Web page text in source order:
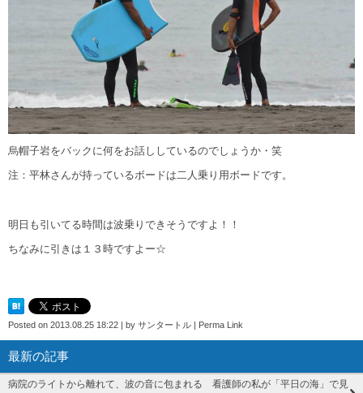
烏帽子岩をバックに何をお話ししているのでしょうか・笑
注：平林さんが持っているボードは二人乗り用ボードです。
明日も引いてる時間は波乗りできそうですよ！！
ちなみに引きは１３時ですよー☆
Posted on 2013.08.25 18:22 by サンタートル Perma Link
最新の記事
病院のライトから離れて、波の音に包まれる 看護師の私が「平日の海」で見